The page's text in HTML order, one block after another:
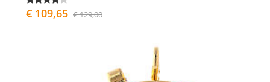
€ 109,65 € 129,00